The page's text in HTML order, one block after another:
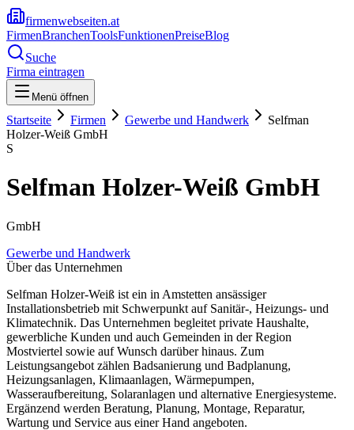
firmenwebseiten.at
FirmenBranchenToolsFunktionenPreiseBlog
Suche
Firma eintragen
Menü öffnen
Startseite Firmen Gewerbe und Handwerk
Selfman
Holzer-Weiß GmbH
S
Selfman Holzer-Weiß GmbH
GmbH
Gewerbe und Handwerk
Über das Unternehmen
Selfman Holzer-Weiß ist ein in Amstetten ansässiger
Installationsbetrieb mit Schwerpunkt auf Sanitär-, Heizungs- und
Klimatechnik. Das Unternehmen begleitet private Haushalte,
gewerbliche Kunden und auch Gemeinden in der Region
Mostviertel sowie auf Wunsch darüber hinaus. Zum
Leistungsangebot zählen Badsanierung und Badplanung,
Heizungsanlagen, Klimaanlagen, Wärmepumpen,
Wasseraufbereitung, Solaranlagen und alternative Energiesysteme.
Ergänzend werden Beratung, Planung, Montage, Reparatur,
Wartung und Service aus einer Hand angeboten.